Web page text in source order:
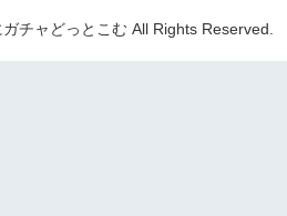
チャどっとこむ All Rights Reserved.